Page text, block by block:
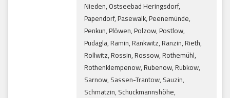
Nieden, Ostseebad Heringsdorf,
Papendorf, Pasewalk, Peenemünde,
Penkun, Plöwen, Polzow, Postlow,
Pudagla, Ramin, Rankwitz, Ranzin, Rieth,
Rollwitz, Rossin, Rossow, Rothemühl,
Rothenklempenow, Rubenow, Rubkow,
Sarnow, Sassen-Trantow, Sauzin,
Schmatzin, Schuckmannshöhe,